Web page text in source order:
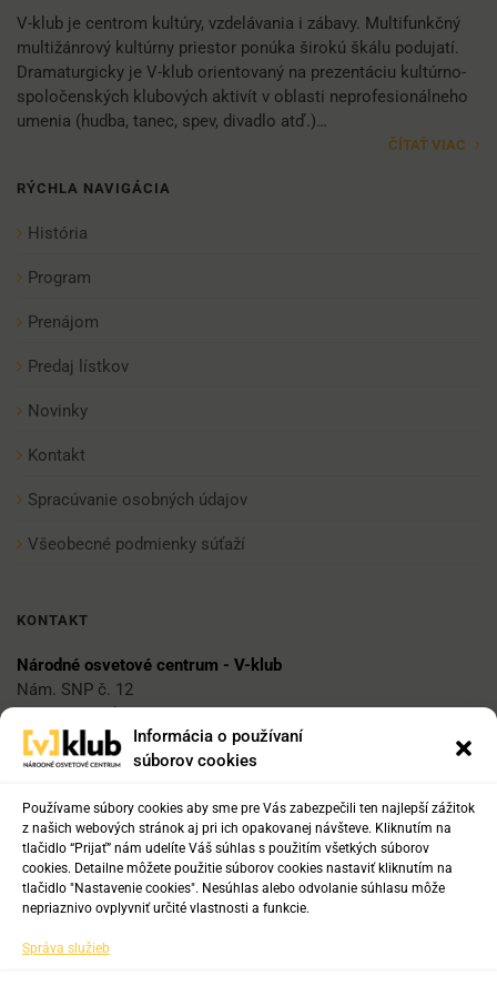
Informácia o používaní
súborov cookies
Používame súbory cookies aby sme pre Vás zabezpečili ten najlepší zážitok
z našich webových stránok aj pri ich opakovanej návšteve. Kliknutím na
tlačidlo “Prijať” nám udelíte Váš súhlas s použitím všetkých súborov
cookies. Detailne môžete použitie súborov cookies nastaviť kliknutím na
tlačidlo "Nastavenie cookies". Nesúhlas alebo odvolanie súhlasu môže
nepriaznivo ovplyvniť určité vlastnosti a funkcie.
Správa služieb
V-klub je centrom kultúry, vzdelávania i zábavy. Multifunkčný
multižánrový kultúrny priestor ponúka širokú škálu podujatí.
Dramaturgicky je V-klub orientovaný na prezentáciu kultúrno-
spoločenských klubových aktivít v oblasti neprofesionálneho
umenia (hudba, tanec, spev, divadlo atď.)…
ČÍTAŤ VIAC
RÝCHLA NAVIGÁCIA
História
Program
Prenájom
Predaj lístkov
Novinky
Kontakt
Spracúvanie osobných údajov
Všeobecné podmienky súťaží
KONTAKT
Národné osvetové centrum - V-klub
Nám. SNP č. 12
812 34 Bratislava 1
vklub@nocka.sk
Tel:
+421 2 204 71 217
+421 918 817 141